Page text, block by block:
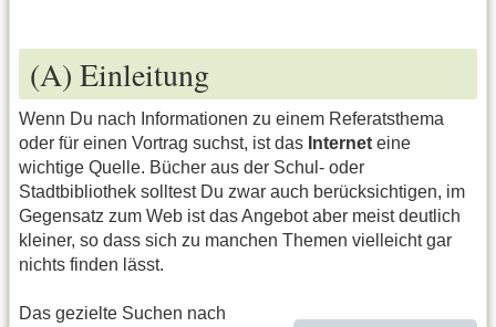
(A) Einleitung
Wenn Du nach Informationen zu einem Referatsthema
oder für einen Vortrag suchst, ist das Internet eine
wichtige Quelle. Bücher aus der Schul- oder
Stadtbibliothek solltest Du zwar auch berücksichtigen, im
Gegensatz zum Web ist das Angebot aber meist deutlich
kleiner, so dass sich zu manchen Themen vielleicht gar
nichts finden lässt.
Das gezielte Suchen nach